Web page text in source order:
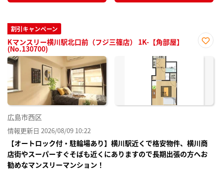
割引キャンペーン
Kマンスリー横川駅北口前（フジ三篠店） 1K-【角部屋】
(No.130700)
に入
広島市西区
情報更新日 2026/08/09 10:22
【オートロック付・駐輪場あり】横川駅近くで格安物件、横川商
店街やスーパーすぐそばも近くにありますので長期出張の方へお
勧めなマンスリーマンション！